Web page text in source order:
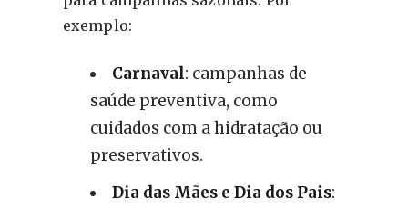
exemplo:
Carnaval: campanhas de
saúde preventiva, como
cuidados com a hidratação ou
preservativos.
Dia das Mães e Dia dos Pais: